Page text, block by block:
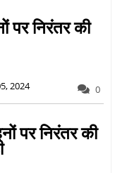
पर निरंतर की
2024 0
पर निरंतर की